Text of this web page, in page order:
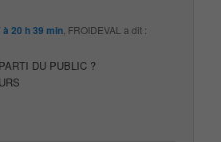
20 h 39 min, FROIDEVAL a dit :
DU PUBLIC ?